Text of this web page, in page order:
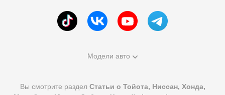
Модели авто
Вы смотрите раздел Статьи о Тойота, Ниссан, Хонда,